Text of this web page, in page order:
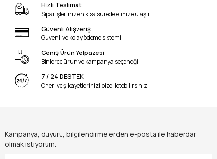
Hızlı Teslimat
Siparişleriniz en kısa sürede elinize ulaşır.
Güvenli Alışveriş
Güvenli ve kolay ödeme sistemi
Geniş Ürün Yelpazesi
Binlerce ürün ve kampanya seçeneği
7 / 24 DESTEK
Öneri ve şikayetlerinizi bize iletebilirsiniz.
Kampanya, duyuru, bilgilendirmelerden e-posta ile haberdar
olmak istiyorum.